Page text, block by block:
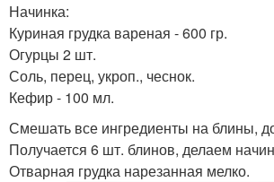
Начинка:
Куриная грудка вареная - 600 гр.
Огурцы 2 шт.
Соль, перец, укроп., чеснок.
Кефир - 100 мл.
Смешать все ингредиенты на блины,
Получается 6 шт. блинов, делаем
Отварная грудка нарезанная мелко.